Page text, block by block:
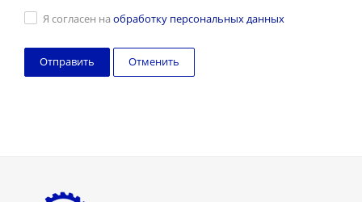
Я согласен на обработку персональных данных
Отменить